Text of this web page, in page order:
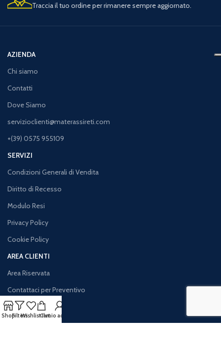
Traccia il tuo ordine per rimanere sempre aggiornato.
AZIENDA
Chi siamo
Contatti
Dove Siamo
servizioclienti@materassireti.com
+(39) 0575 955109
SERVIZI
Condizioni Generali di Vendita
Diritto di Recesso
Modulo Resi
Privacy Policy
Cookie Policy
AREA CLIENTI
Area Riservata
Contattaci per Preventivo
Resi e Rimborsi
ShopFiltersWishlistCart
Il mio account